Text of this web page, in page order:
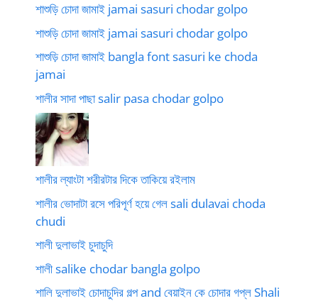
শাশুড়ি চোদা জামাই jamai sasuri chodar golpo
শাশুড়ি চোদা জামাই jamai sasuri chodar golpo
শাশুড়ি চোদা জামাই bangla font sasuri ke choda
jamai
শালীর সাদা পাছা salir pasa chodar golpo
শালীর ল্যাংটা শরীরটার দিকে তাকিয়ে রইলাম
শালীর ভোদাটা রসে পরিপূর্ণ হয়ে গেল sali dulavai choda
chudi
শালী দুলাভাই চুদাচুদি
শালী salike chodar bangla golpo
শালি দুলাভাই চোদাচুদির গল্প and বেয়াইন কে চোদার গপ্ল Shali